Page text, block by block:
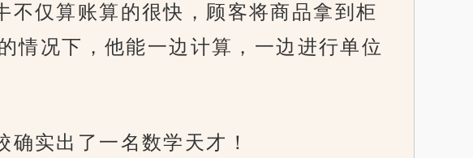
仅算账算的很快，顾客将商品拿到柜
情况下，他能一边计算，一边进行单位
实出了一名数学天才！